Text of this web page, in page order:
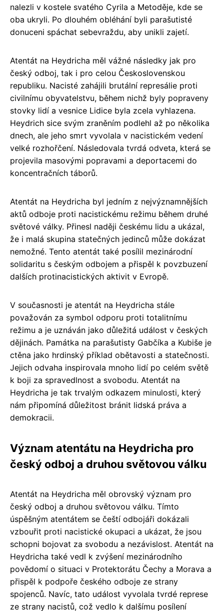
nalezli v kostele svatého Cyrila a Metoděje, kde se
oba ukryli. Po dlouhém obléhání byli parašutisté
donuceni spáchat sebevraždu, aby unikli zajetí.
Atentát na Heydricha měl vážné následky jak pro
český odboj, tak i pro celou Československou
republiku. Nacisté zahájili brutální represálie proti
civilnímu obyvatelstvu, během nichž byly popraveny
stovky lidí a vesnice Lidice byla zcela vyhlazena.
Heydrich sice svým zraněním podlehl až po několika
dnech, ale jeho smrt vyvolala v nacistickém vedení
velké rozhořčení. Následovala tvrdá odveta, která se
projevila masovými popravami a deportacemi do
koncentračních táborů.
Atentát na Heydricha byl jedním z nejvýznamnějších
aktů odboje proti nacistickému režimu během druhé
světové války. Přinesl naději českému lidu a ukázal,
že i malá skupina statečných jedinců může dokázat
nemožné. Tento atentát také posílil mezinárodní
solidaritu s českým odbojem a přispěl k povzbuzení
dalších protinacistických aktivit v Evropě.
V současnosti je atentát na Heydricha stále
považován za symbol odporu proti totalitnímu
režimu a je uznáván jako důležitá událost v českých
dějinách. Památka na parašutisty Gabčíka a Kubiše je
ctěna jako hrdinský příklad obětavosti a statečnosti.
Jejich odvaha inspirovala mnoho lidí po celém světě
k boji za spravedlnost a svobodu. Atentát na
Heydricha je tak trvalým odkazem minulosti, který
nám připomíná důležitost bránit lidská práva a
demokracii.
Význam atentátu na Heydricha pro
český odboj a druhou světovou válku
Atentát na Heydricha měl obrovský význam pro
český odboj a druhou světovou válku. Tímto
úspěšným atentátem se čeští odbojáři dokázali
vzbouřit proti nacistické okupaci a ukázat, že jsou
schopni bojovat za svobodu a nezávislost. Atentát na
Heydricha také vedl k zvýšení mezinárodního
povědomí o situaci v Protektorátu Čechy a Morava a
přispěl k podpoře českého odboje ze strany
spojenců. Navíc, tato událost vyvolala tvrdé represe
ze strany nacistů, což vedlo k dalšímu posílení